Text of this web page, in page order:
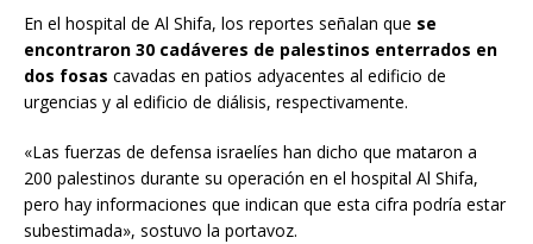
En el hospital de Al Shifa, los reportes señalan que se
encontraron 30 cadáveres de palestinos enterrados en
dos fosas cavadas en patios adyacentes al edificio de
urgencias y al edificio de diálisis, respectivamente.
«Las fuerzas de defensa israelíes han dicho que mataron a
200 palestinos durante su operación en el hospital Al Shifa,
pero hay informaciones que indican que esta cifra podría estar
subestimada», sostuvo la portavoz.